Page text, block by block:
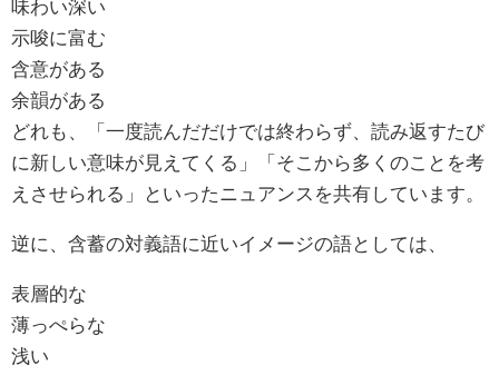
味わい深い
示唆に富む
含意がある
余韻がある
どれも、「一度読んだだけでは終わらず、読み返すたび
に新しい意味が見えてくる」「そこから多くのことを考
えさせられる」といったニュアンスを共有しています。
逆に、含蓄の対義語に近いイメージの語としては、
表層的な
薄っぺらな
浅い